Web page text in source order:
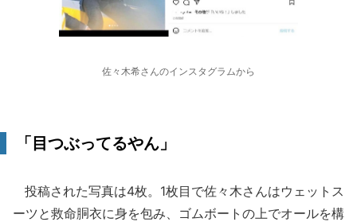
佐々木希さんのインスタグラムから
「目つぶってるやん」
投稿された写真は4枚。1枚目で佐々木さんはウェットス
ーツと救命胴衣に身を包み、ゴムボートの上でオールを構